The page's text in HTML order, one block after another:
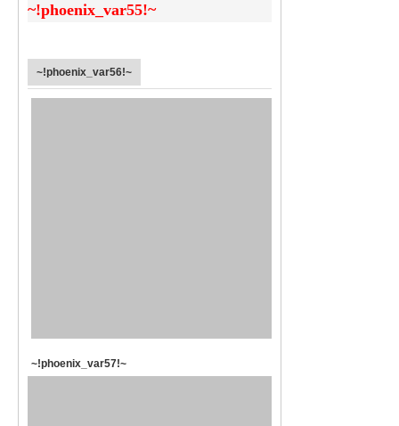
~!phoenix_var55!~
~!phoenix_var56!~
~!phoenix_var57!~